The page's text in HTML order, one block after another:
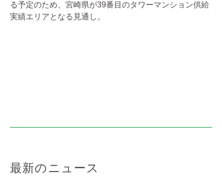
る予定のため、宮崎県が39番目のタワーマンション供給
実績エリアとなる見通し。
最新のニュース